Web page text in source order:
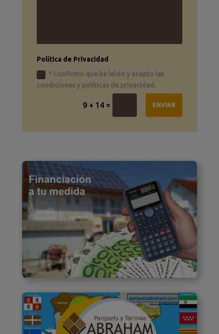
Política de Privacidad
* Confirmo que he leído y acepto las
condiciones y políticas de privacidad.
9 + 14 = ENVIAR